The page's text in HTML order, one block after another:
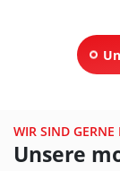
WIR SIND GERNE
Unsere